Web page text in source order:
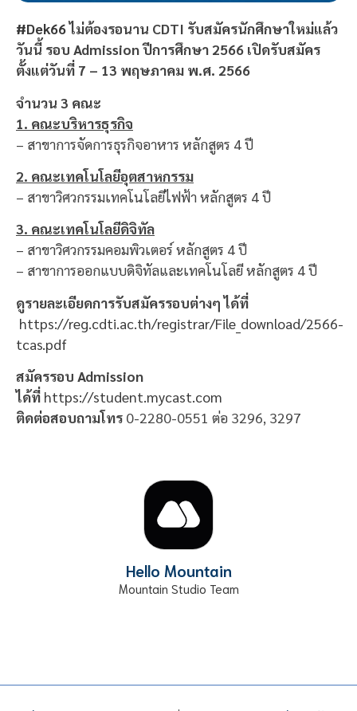
#Dek66ไม่ต้องรอนาน CDTI รับสมัครนักศึกษาใหม่แล้ว
วันนี้ รอบ Admission ปีการศึกษา 2566 เปิดรับสมัคร
ตั้งแต่วันที่ 7 – 13 พฤษภาคม พ.ศ. 2566
จำนวน 3 คณะ
1. คณะบริหารธุรกิจ
– สาขาการจัดการธุรกิจอาหาร หลักสูตร 4 ปี
2. คณะเทคโนโลยีอุตสาหกรรม
– สาขาวิศวกรรมเทคโนโลยีไฟฟ้า หลักสูตร 4 ปี
3. คณะเทคโนโลยีดิจิทัล
– สาขาวิศวกรรมคอมพิวเตอร์ หลักสูตร 4 ปี
– สาขาการออกแบบดิจิทัลและเทคโนโลยี หลักสูตร 4 ปี
ดูรายละเอียดการรับสมัครรอบต่างๆ ได้ที่
https://reg.cdti.ac.th/registrar/File_download/2566-
tcas.pdf
สมัครรอบ Admission
ได้ที่ https://student.mycast.com
ติดต่อสอบถามโทร 0-2280-0551 ต่อ 3296, 3297
Hello Mountain
Mountain Studio Team